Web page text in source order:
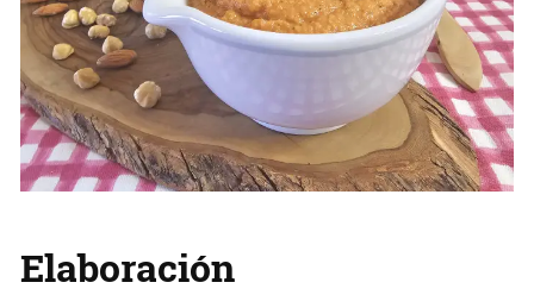
Elaboración